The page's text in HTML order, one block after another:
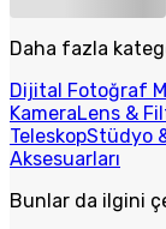
Daha fazla
Dijital Fotoğraf
KameraLens &
TeleskopStüdyo
Aksesuarları
Bunlar da ilgini